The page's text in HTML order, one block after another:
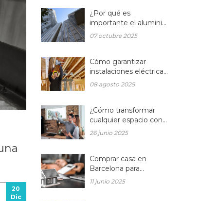
20
Dic
¿Por qué es
importante el aluminio
en la arquitectura
07 octubre 2025
Cómo garantizar
instalaciones eléctricas
para hogares seguras y
eficientes
08 agosto 2025
¿Cómo transformar
cualquier espacio con
las reformas
integrales?
26 junio 2025
Comprar casa en
Barcelona para
reformar: una
oportunidad rentable
11 junio 2025